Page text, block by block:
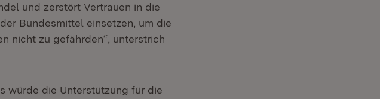
und zerstört Vertrauen in die
Bundesmittel einsetzen, um die
nicht zu gefährden“, unterstrich
würde die Unterstützung für die